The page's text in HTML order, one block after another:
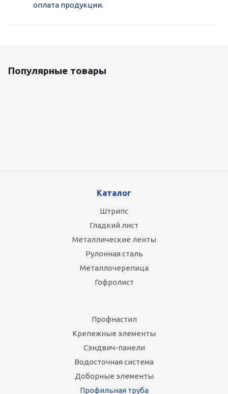
оплата продукции.
Популярные товары
Каталог
Штрипс
Гладкий лист
Металлические ленты
Рулонная сталь
Металлочерепица
Гофролист
Профнастил
Крепежные элементы
Сэндвич-панели
Водосточная система
Доборные элементы
Профильная труба